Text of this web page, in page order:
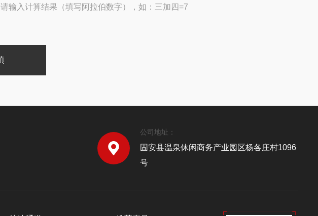
请输入计算结果（填写阿拉伯数字），如：三加四=7
公司地址：
固安县温泉休闲商务产业园区杨各庄村1096
号